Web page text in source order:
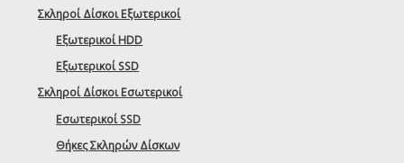
Σκληροί Δίσκοι Εξωτερικοί
Εξωτερικοί HDD
Εξωτερικοί SSD
Σκληροί Δίσκοι Εσωτερικοί
Εσωτερικοί SSD
Θήκες Σκληρών Δίσκων